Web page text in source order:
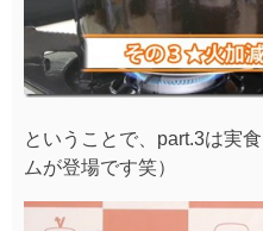
ということで、part.3は実
ムが登場です笑）